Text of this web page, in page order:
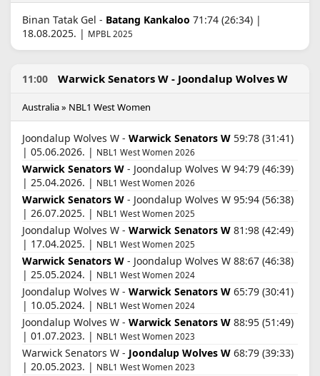
Binan Tatak Gel - Batang Kankaloo 71:74 (26:34) |
18.08.2025. | MPBL 2025
11:00 Warwick Senators W - Joondalup Wolves W
Australia » NBL1 West Women
Joondalup Wolves W - Warwick Senators W 59:78 (31:41)
| 05.06.2026. | NBL1 West Women 2026
Warwick Senators W - Joondalup Wolves W 94:79 (46:39)
| 25.04.2026. | NBL1 West Women 2026
Warwick Senators W - Joondalup Wolves W 95:94 (56:38)
| 26.07.2025. | NBL1 West Women 2025
Joondalup Wolves W - Warwick Senators W 81:98 (42:49)
| 17.04.2025. | NBL1 West Women 2025
Warwick Senators W - Joondalup Wolves W 88:67 (46:38)
| 25.05.2024. | NBL1 West Women 2024
Joondalup Wolves W - Warwick Senators W 65:79 (30:41)
| 10.05.2024. | NBL1 West Women 2024
Joondalup Wolves W - Warwick Senators W 88:95 (51:49)
| 01.07.2023. | NBL1 West Women 2023
Warwick Senators W - Joondalup Wolves W 68:79 (39:33)
| 20.05.2023. | NBL1 West Women 2023